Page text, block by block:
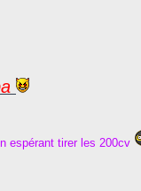
espérant tirer les 200cv